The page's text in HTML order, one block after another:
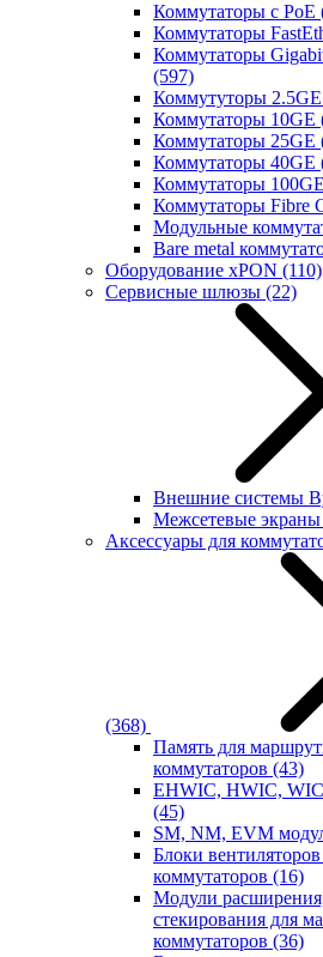
Коммутаторы с PoE
Коммутаторы
Коммутаторы
(597)
Коммутуторы
Коммутаторы 10GE
Коммутаторы 25GE
Коммутаторы 40GE
Коммутаторы 100GE
Коммутаторы Fibre
Модульные
Bare metal
Оборудование xPON (110)
Сервисные шлюзы (22)
Внешние системы
Межсетевые экраны
Аксессуары для
(368)
Память для
коммутаторов (43)
EHWIC, HWIC,
(45)
SM, NM, EVM
Блоки
коммутаторов (16)
Модули
стекирования для
коммутаторов (36)